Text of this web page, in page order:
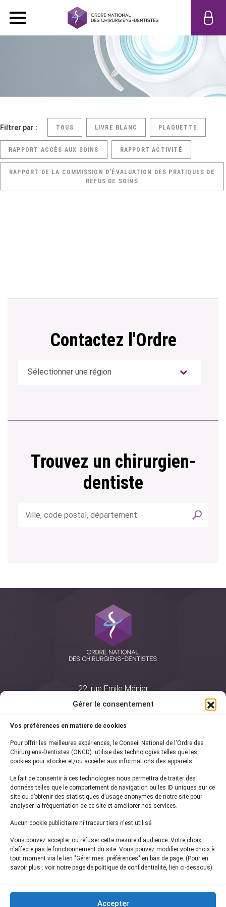
Gérer le consentement
Vos préférences en matière de cookies
Pour offrir les meilleures expériences, le Conseil National de l'Ordre des
Chirurgiens-Dentistes (ONCD) utilise des technologies telles que les
cookies pour stocker et/ou accéder aux informations des appareils.
Le fait de consentir à ces technologies nous permettra de traiter des
données telles que le comportement de navigation ou les ID uniques sur ce
site ou d’obtenir des statistiques d’usage anonymes de notre site pour
analyser la fréquentation de ce site et améliorer nos services.
Aucun cookie publicitaire ni traceur tiers n'est utilisé.
Vous pouvez accepter ou refuser cette mesure d'audience. Votre choix
n'affecte pas le fonctionnement du site. Vous pouvez modifier votre choix à
tout moment via le lien "Gérer mes préférences" en bas de page. (Pour en
savoir plus : voir notre page de politique de confidentialité, lien ci-dessous)
Accepter
Filtrer par : TOUS LIVRE BLANC PLAQUETTE
RAPPORT ACCÈS AUX SOINS RAPPORT ACTIVITÉ
RAPPORT DE LA COMMISSION D’ÉVALUATION DES PRATIQUES DE
REFUS DE SOINS
Contactez l'Ordre
Trouvez un chirurgien-
dentiste
22, rue Emile Ménier
75761 Paris Cedex 16
01 44 34 78 80
courrier@oncd.org
Actualités
Presse
Informations légales
Plan du site
Inscrivez-vous à notrenewsletter